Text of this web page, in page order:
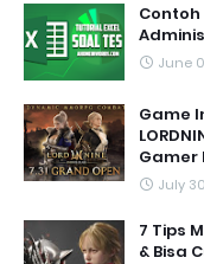
Contoh
June
Game
Gamer
July
7 Tips
& Bisa